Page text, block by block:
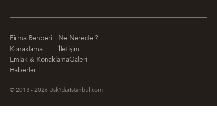
Firma Rehberi
Ne Nerede ?
Konaklama
İletişim
Emlak & KonaklamaGaleri
Haberler
© 2013 - 2026 Usk?darIstanbul.com